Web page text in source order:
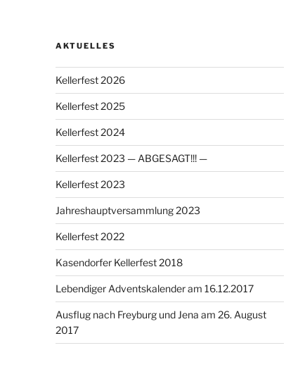
AKTUELLES
Kellerfest 2026
Kellerfest 2025
Kellerfest 2024
Kellerfest 2023 — ABGESAGT!!! —
Kellerfest 2023
Jahreshauptversammlung 2023
Kellerfest 2022
Kasendorfer Kellerfest 2018
Lebendiger Adventskalender am 16.12.2017
Ausflug nach Freyburg und Jena am 26. August
2017